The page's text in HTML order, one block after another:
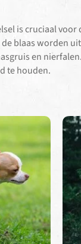
is cruciaal
blaas worden
en
te houden.